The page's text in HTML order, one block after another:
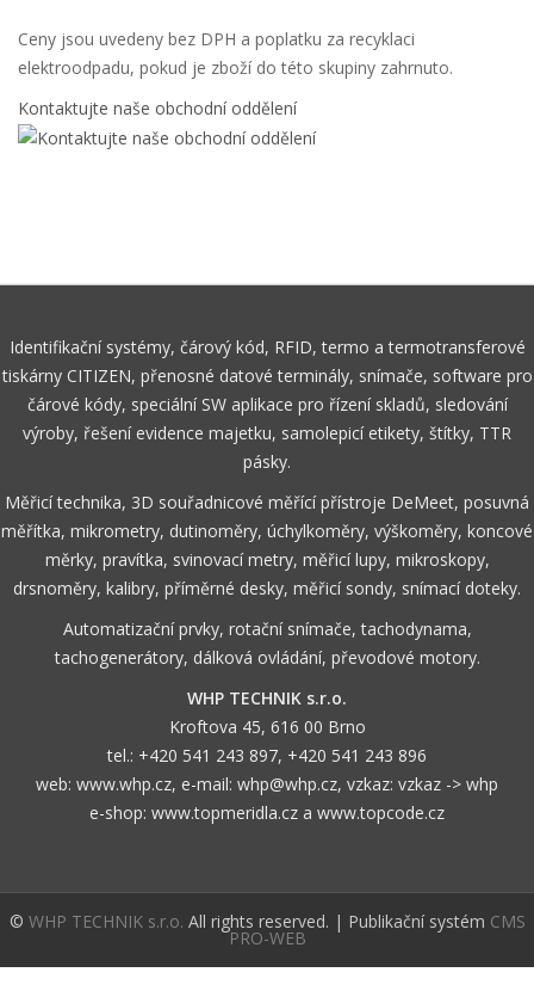
Ceny jsou uvedeny bez DPH a poplatku za recyklaci
elektroodpadu, pokud je zboží do této skupiny zahrnuto.
Kontaktujte naše obchodní oddělení
Identifikační systémy, čárový kód, RFID, termo a termotransferové
tiskárny CITIZEN, přenosné datové terminály, snímače, software pro
čárové kódy, speciální SW aplikace pro řízení skladů, sledování
výroby, řešení evidence majetku, samolepicí etikety, štítky, TTR
pásky.
Měřicí technika, 3D souřadnicové měřící přístroje DeMeet, posuvná
měřítka, mikrometry, dutinoměry, úchylkoměry, výškoměry, koncové
měrky, pravítka, svinovací metry, měřicí lupy, mikroskopy,
drsnoměry, kalibry, příměrné desky, měřicí sondy, snímací doteky.
Automatizační prvky, rotační snímače, tachodynama,
tachogenerátory, dálková ovládání, převodové motory.
WHP TECHNIK s.r.o.
Kroftova 45, 616 00 Brno
tel.: +420 541 243 897, +420 541 243 896
web: www.whp.cz, e-mail: whp@whp.cz, vzkaz: vzkaz -> whp
e-shop: www.topmeridla.cz a www.topcode.cz
© WHP TECHNIK s.r.o. All rights reserved. | Publikační systém CMS
PRO-WEB